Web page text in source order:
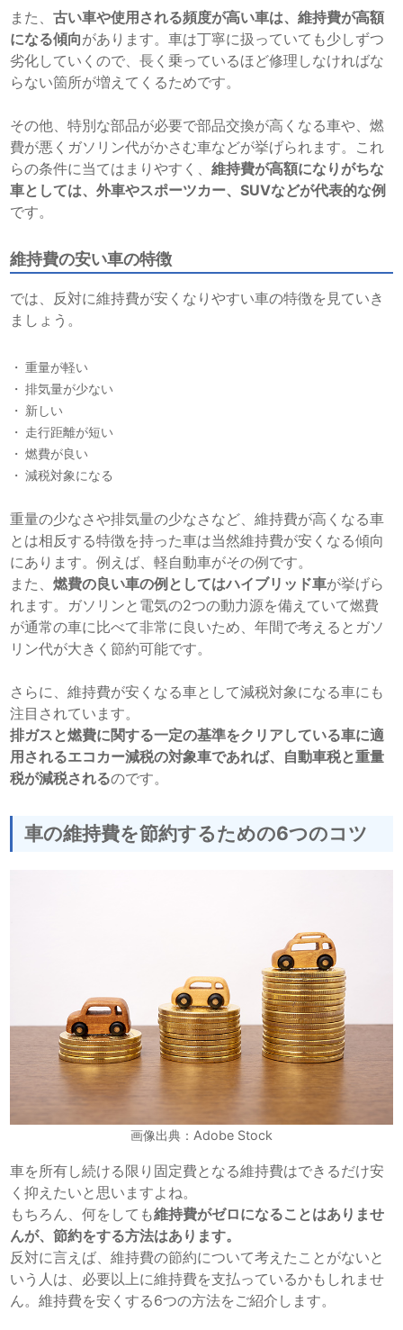
また、古い車や使用される頻度が高い車は、維持費が高額
になる傾向があります。車は丁寧に扱っていても少しずつ
劣化していくので、長く乗っているほど修理しなければな
らない箇所が増えてくるためです。
その他、特別な部品が必要で部品交換が高くなる車や、燃
費が悪くガソリン代がかさむ車などが挙げられます。これ
らの条件に当てはまりやすく、維持費が高額になりがちな
車としては、外車やスポーツカー、SUVなどが代表的な例
です。
維持費の安い車の特徴
では、反対に維持費が安くなりやすい車の特徴を見ていき
ましょう。
重量が軽い
排気量が少ない
新しい
走行距離が短い
燃費が良い
減税対象になる
重量の少なさや排気量の少なさなど、維持費が高くなる車
とは相反する特徴を持った車は当然維持費が安くなる傾向
にあります。例えば、軽自動車がその例です。
また、燃費の良い車の例としてはハイブリッド車が挙げら
れます。ガソリンと電気の2つの動力源を備えていて燃費
が通常の車に比べて非常に良いため、年間で考えるとガソ
リン代が大きく節約可能です。
さらに、維持費が安くなる車として減税対象になる車にも
注目されています。
排ガスと燃費に関する一定の基準をクリアしている車に適
用されるエコカー減税の対象車であれば、自動車税と重量
税が減税されるのです。
車の維持費を節約するための6つのコツ
画像出典：Adobe Stock
車を所有し続ける限り固定費となる維持費はできるだけ安
く抑えたいと思いますよね。
もちろん、何をしても維持費がゼロになることはありませ
んが、節約をする方法はあります。
反対に言えば、維持費の節約について考えたことがないと
いう人は、必要以上に維持費を支払っているかもしれませ
ん。維持費を安くする6つの方法をご紹介します。